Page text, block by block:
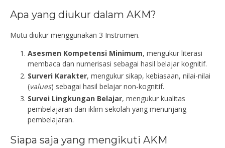
Apa yang diukur dalam AKM?
Mutu diukur menggunakan 3 Instrumen.
Asesmen Kompetensi Minimum, mengukur literasi
membaca dan numerisasi sebagai hasil belajar kognitif.
Surveri Karakter, mengukur sikap, kebiasaan, nilai-nilai
(values) sebagai hasil belajar non-kognitif.
Survei Lingkungan Belajar, mengukur kualitas
pembelajaran dan iklim sekolah yang menunjang
pembelajaran.
Siapa saja yang mengikuti AKM